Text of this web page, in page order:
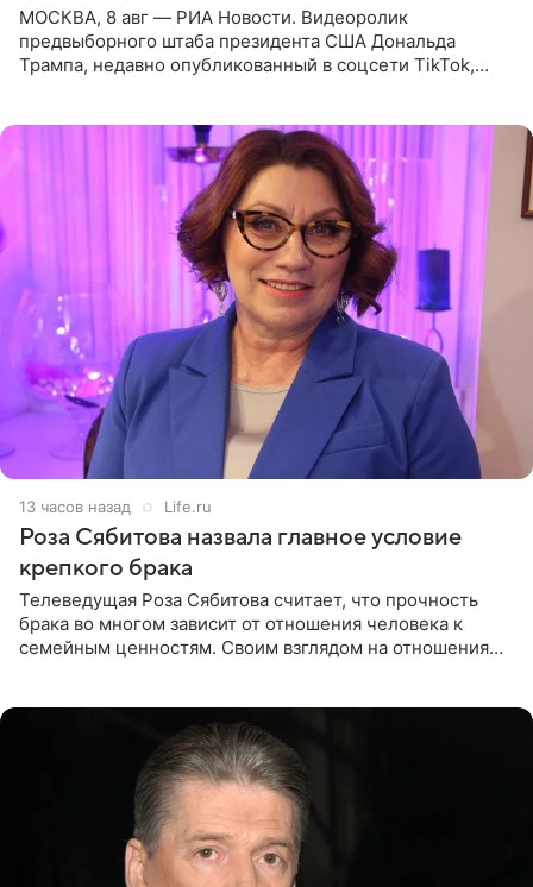
МОСКВА, 8 авг — РИА Новости. Видеоролик
предвыборного штаба президента США Дональда
Трампа, недавно опубликованный в соцсети TikTok,
13 часов назад Life.ru
Роза Сябитова назвала главное условие
крепкого брака
Телеведущая Роза Сябитова считает, что прочность
брака во многом зависит от отношения человека к
семейным ценностям. Своим взглядом на отношения